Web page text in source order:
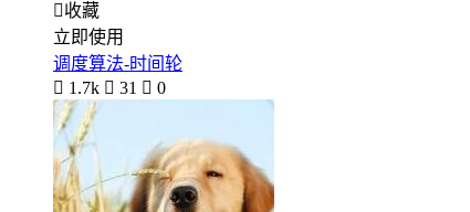
收藏
立即使用
调度算法-时间轮
 1.7k  31  0